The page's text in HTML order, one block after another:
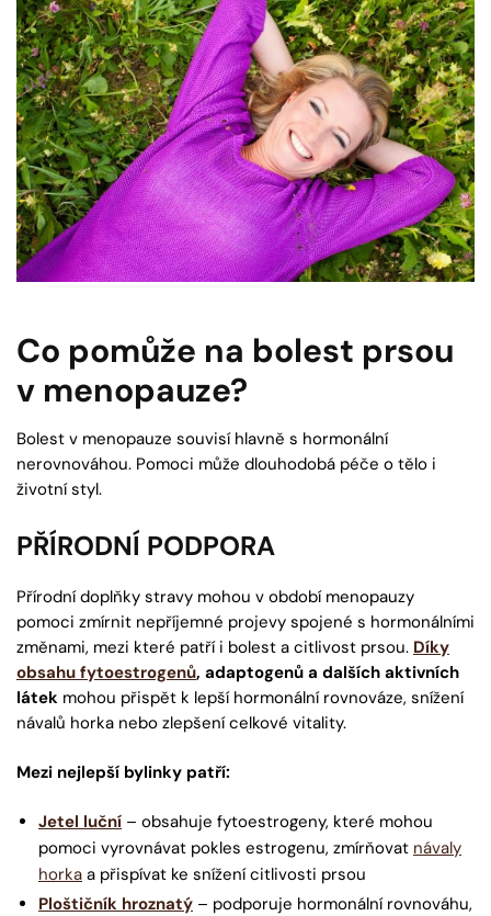
Co pomůže na bolest prsou
v menopauze?
Bolest v menopauze souvisí hlavně s hormonální
nerovnováhou. Pomoci může dlouhodobá péče o tělo i
životní styl.
PŘÍRODNÍ PODPORA
Přírodní doplňky stravy mohou v období menopauzy
pomoci zmírnit nepříjemné projevy spojené s hormonálními
změnami, mezi které patří i bolest a citlivost prsou. Díky
obsahu fytoestrogenů, adaptogenů a dalších aktivních
látek mohou přispět k lepší hormonální rovnováze, snížení
návalů horka nebo zlepšení celkové vitality.
Mezi nejlepší bylinky patří:
Jetel luční – obsahuje fytoestrogeny, které mohou
pomoci vyrovnávat pokles estrogenu, zmírňovat návaly
horka a přispívat ke snížení citlivosti prsou
Ploštičník hroznatý – podporuje hormonální rovnováhu,